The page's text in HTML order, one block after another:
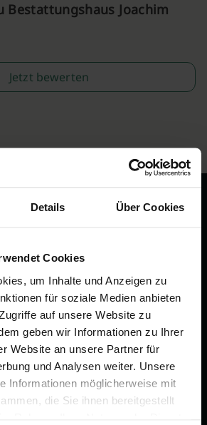
Details Über Cookies
Cookies
um Inhalte und Anzeigen zu
für soziale Medien anbieten
auf unsere Website zu
geben wir Informationen zu Ihrer
Website an unsere Partner für
und Analysen weiter. Unsere
Informationen möglicherweise mit
die Sie ihnen bereitgestellt
Bestattungshaus Joachim
Jetzt bewerten
Bestattung &
beraten lassen
FÜR BESTATTER
Online-Portal